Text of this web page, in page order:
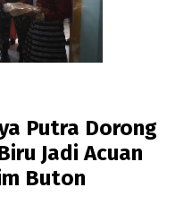
Putra Dorong
Jadi Acuan
Buton